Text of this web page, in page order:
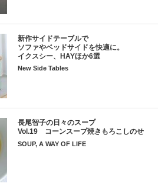
新作サイドテーブルで
ソファやベッドサイドを快適に。
イクスシー、HAYほか6選
New Side Tables
長尾智子の日々のスープ
Vol.19 コーンスープ焼きもろこしのせ
SOUP, A WAY OF LIFE